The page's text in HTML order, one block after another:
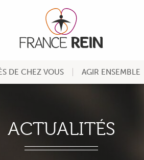
DE CHEZ VOUS AGIR ENSEMBLE
ACTUALITÉS